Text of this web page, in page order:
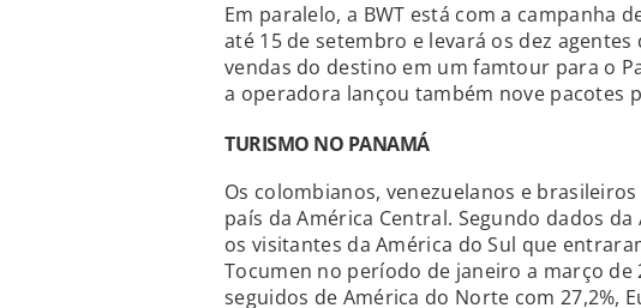
Em paralelo, a BWT está com a campanha
até 15 de setembro e levará os dez
vendas do destino em um famtour para o
a operadora lançou também nove pacotes
TURISMO NO PANAMÁ
Os colombianos, venezuelanos e
país da América Central. Segundo dados
os visitantes da América do Sul que
Tocumen no período de janeiro a março de
seguidos de América do Norte com 27,2%,